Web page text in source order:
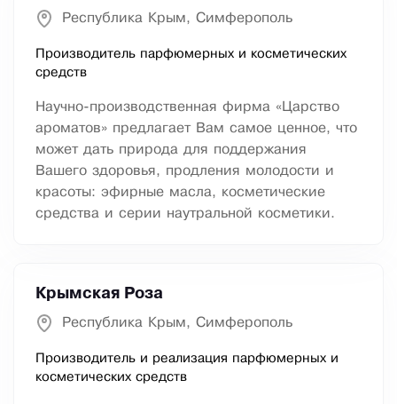
Республика Крым, Симферополь
Производитель парфюмерных и косметических
средств
Научно-производственная фирма «Царство
ароматов» предлагает Вам самое ценное, что
может дать природа для поддержания
Вашего здоровья, продления молодости и
красоты: эфирные масла, косметические
средства и серии наутральной косметики.
Крымская Роза
Республика Крым, Симферополь
Производитель и реализация парфюмерных и
косметических средств